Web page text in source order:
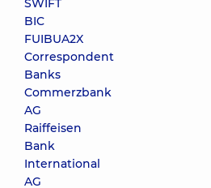
SWIFT
BIC
FUIBUA2X
Correspondent
Banks
Commerzbank
AG
Raiffeisen
Bank
International
AG